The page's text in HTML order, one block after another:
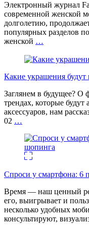
Электронный журнал
современной женской
долголетию,
популярных разделов
женской …
Какие украшения будут
Заглянем в будущее? О
трендах, которые
аксессуаров, нам
02 …
Спроси у смартфона: 6
Время — наш ценный
его, выигрывает и
несколько удобных
консультируют,